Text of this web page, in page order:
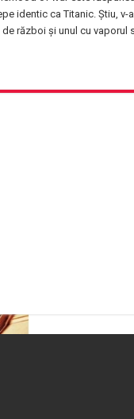
identic ca Titanic. Știu,
război și unul cu